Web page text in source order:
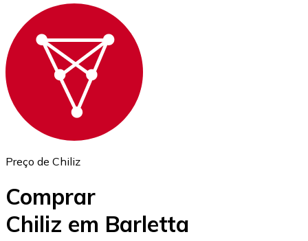
Ethereum
ETH
Preço de Chiliz
Comprar
Chiliz em Barletta